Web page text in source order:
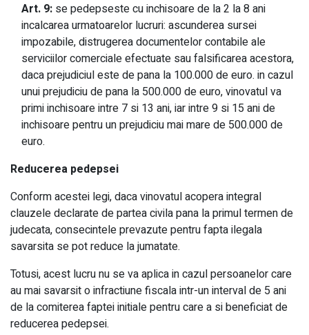
Art. 9: se pedepseste cu inchisoare de la 2 la 8 ani
incalcarea urmatoarelor lucruri: ascunderea sursei
impozabile, distrugerea documentelor contabile ale
serviciilor comerciale efectuate sau falsificarea acestora,
daca prejudiciul este de pana la 100.000 de euro. in cazul
unui prejudiciu de pana la 500.000 de euro, vinovatul va
primi inchisoare intre 7 si 13 ani, iar intre 9 si 15 ani de
inchisoare pentru un prejudiciu mai mare de 500.000 de
euro.
Reducerea pedepsei
Conform acestei legi, daca vinovatul acopera integral
clauzele declarate de partea civila pana la primul termen de
judecata, consecintele prevazute pentru fapta ilegala
savarsita se pot reduce la jumatate.
Totusi, acest lucru nu se va aplica in cazul persoanelor care
au mai savarsit o infractiune fiscala intr-un interval de 5 ani
de la comiterea faptei initiale pentru care a si beneficiat de
reducerea pedepsei.